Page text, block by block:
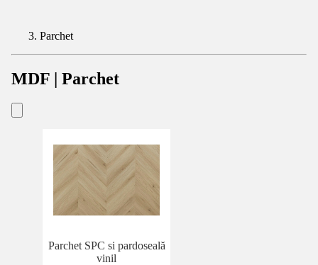
Parchet
MDF | Parchet
Parchet SPC si pardoseală
vinil